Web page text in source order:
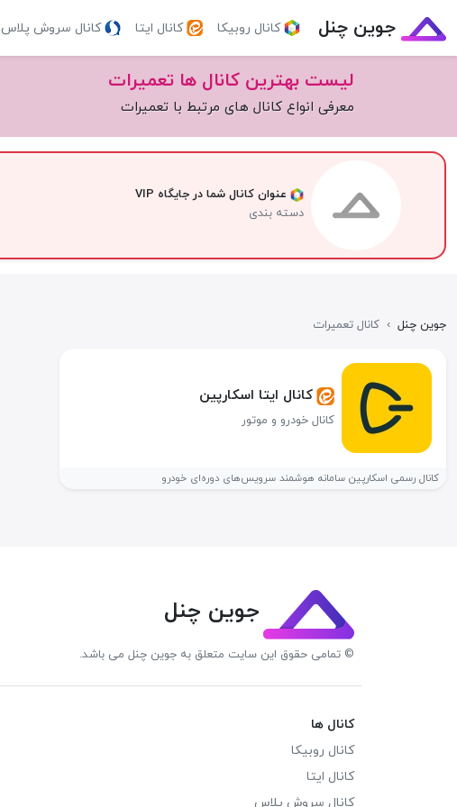
جوین چنل کانال روبیکا کانال ایتا کانال سروش پلاس
لیست بهترین کانال ها تعمیرات
معرفی انواع کانال های مرتبط با تعمیرات
عنوان کانال شما در جایگاه VIP
دسته بندی
جوین چنل › کانال تعمیرات
کانال ایتا اسکارپین
کانال خودرو و موتور
کانال رسمی اسکارپین سامانه هوشمند سرویس‌های دوره‌ای خودرو
جوین چنل
© تمامی حقوق این سایت متعلق به جوین چنل می باشد.
کانال ها
کانال روبیکا
کانال ایتا
کانال سروش پلاس